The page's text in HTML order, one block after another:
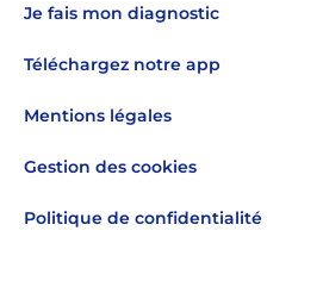
Je fais mon diagnostic
Téléchargez notre app
Mentions légales
Gestion des cookies
Politique de confidentialité